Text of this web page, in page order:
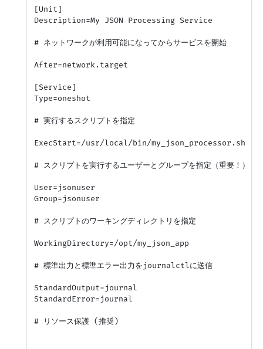
[Unit]
Description=My JSON Processing Service
# ネットワークが利用可能になってからサービスを開始
After=network.target
[Service]
Type=oneshot
# 実行するスクリプトを指定
ExecStart=/usr/local/bin/my_json_processor.sh
# スクリプトを実行するユーザーとグループを指定（重要！）
User=jsonuser
Group=jsonuser
# スクリプトのワーキングディレクトリを指定
WorkingDirectory=/opt/my_json_app
# 標準出力と標準エラー出力をjournalctlに送信
StandardOutput=journal
StandardError=journal
# リソース保護 (推奨)